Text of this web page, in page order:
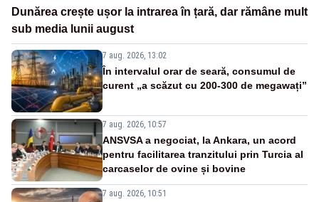
Dunărea crește ușor la intrarea în țară, dar rămâne mult
sub media lunii august
7 aug. 2026, 13:02
În intervalul orar de seară, consumul de
curent „a scăzut cu 200-300 de megawați”
7 aug. 2026, 10:57
ANSVSA a negociat, la Ankara, un acord
pentru facilitarea tranzitului prin Turcia al
carcaselor de ovine și bovine
7 aug. 2026, 10:51